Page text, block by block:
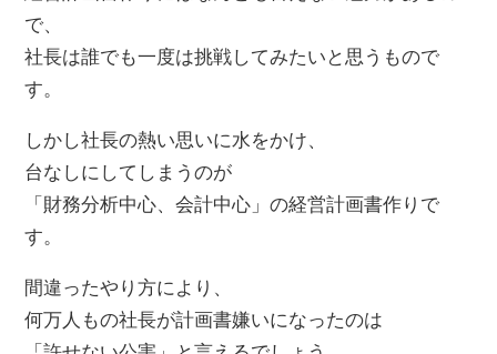
で、
社長は誰でも一度は挑戦してみたいと思うもので
す。
しかし社長の熱い思いに水をかけ、
台なしにしてしまうのが
「財務分析中心、会計中心」の経営計画書作りで
す。
間違ったやり方により、
何万人もの社長が計画書嫌いになったのは